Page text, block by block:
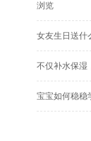
浏览
女友生日送什
不仅补水保湿
宝宝如何稳稳